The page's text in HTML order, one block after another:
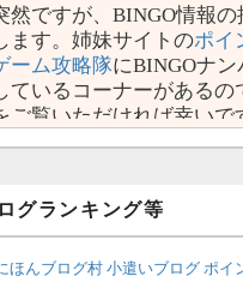
然ですが、BINGO情報の
ます。姉妹サイトのポイ
ーム攻略隊にBINGOナ
ているコーナーがあるの
ご覧いただければ幸いで
グランキング等